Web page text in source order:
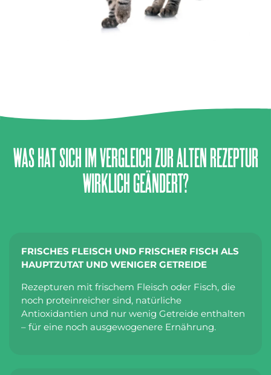
WAS HAT SICH IM VERGLEICH ZUR ALTEN REZEPTUR
WIRKLICH GEÄNDERT?
FRISCHES FLEISCH UND FRISCHER FISCH ALS
HAUPTZUTAT UND WENIGER GETREIDE
Rezepturen mit frischem Fleisch oder Fisch, die
noch proteinreicher sind, natürliche
Antioxidantien und nur wenig Getreide enthalten
– für eine noch ausgewogenere Ernährung.